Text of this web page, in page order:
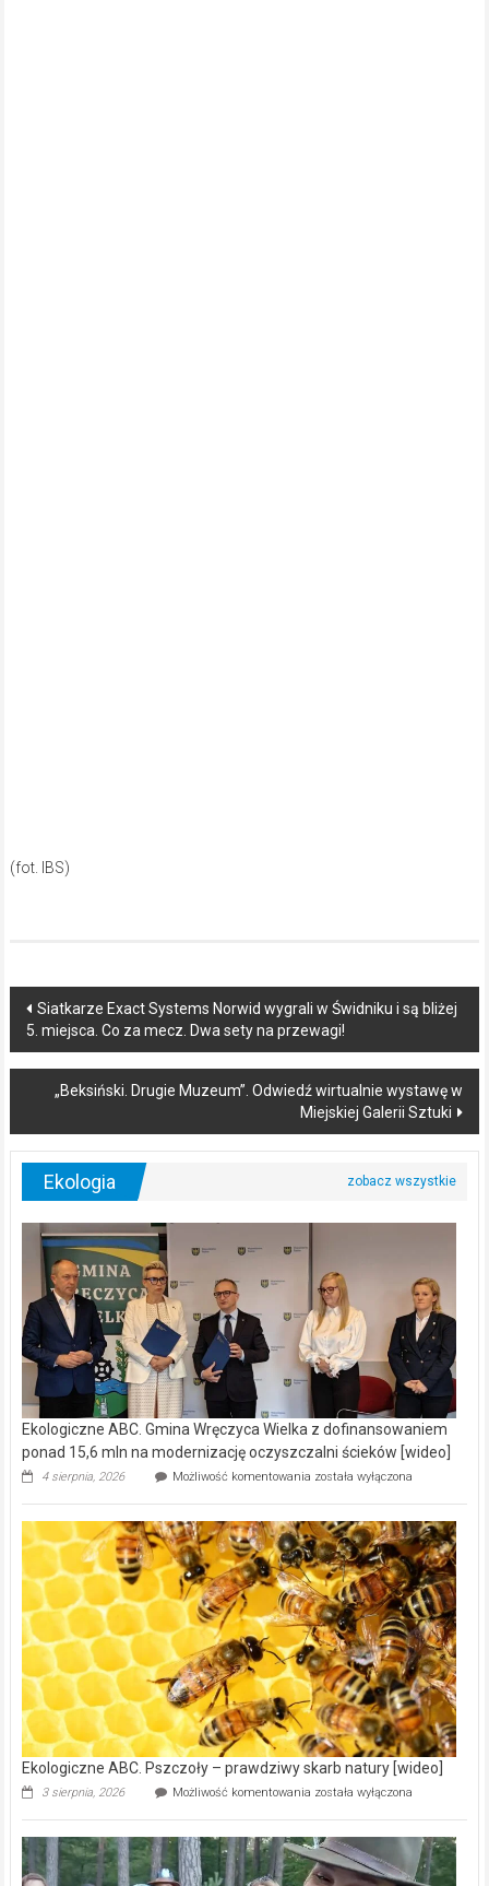
(fot. IBS)
Post
navigation
Siatkarze Exact Systems Norwid wygrali w Świdniku i są bliżej
5. miejsca. Co za mecz. Dwa sety na przewagi!
„Beksiński. Drugie Muzeum”. Odwiedź wirtualnie wystawę w
Miejskiej Galerii Sztuki
Ekologia
Ekologiczne ABC. Gmina Wręczyca Wielka z dofinansowaniem
ponad 15,6 mln na modernizację oczyszczalni ścieków [wideo]
4 sierpnia, 2026 Możliwość komentowania Ekologiczne
Wręczyca
Wielka
z
dofinansowaniem
ponad
15,6
mln
na
modernizację
oczyszczalni
ścieków
[wideo]
została wyłączona
Ekologiczne ABC. Pszczoły – prawdziwy skarb natury [wideo]
3 sierpnia, 2026 Możliwość komentowania Ekologiczne
–
prawdziwy
skarb
została wyłączona